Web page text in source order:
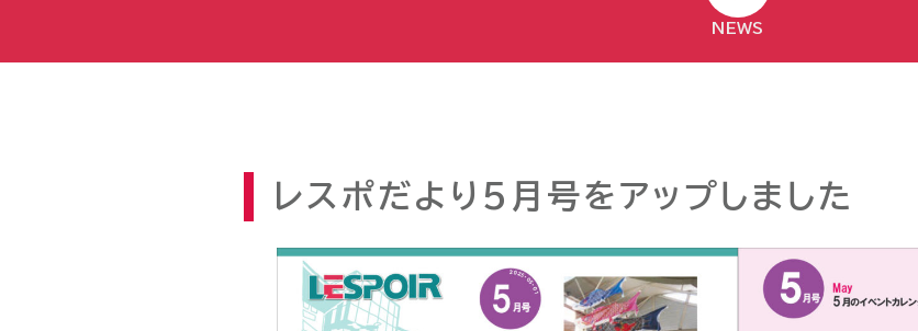
NEWS
レスポだより5月号をアップしました